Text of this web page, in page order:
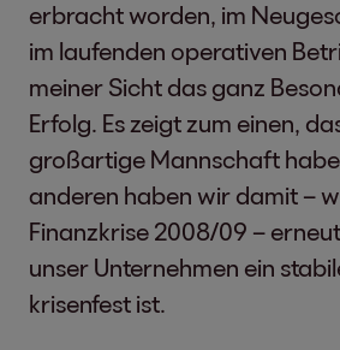
erbracht worden, im
im laufenden operativen
meiner Sicht das ganz
Erfolg. Es zeigt zum einen,
großartige Mannschaft
anderen haben wir damit –
Finanzkrise 2008/09 –
unser Unternehmen ein
krisenfest ist.